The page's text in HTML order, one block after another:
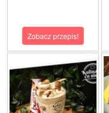
Zobacz przepis!